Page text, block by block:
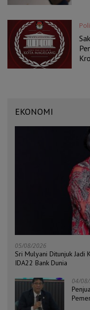
EKONOMI
05/08/2026
Sri Mulyani Ditunjuk Jadi
IDA22 Bank Dunia
04/